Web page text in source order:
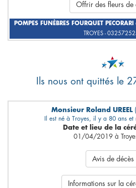
Offrir des fleurs de
POMPES FUNÈBRES FOURQUET PECORARI
TROYES -
Ils nous ont quittés le
Monsieur Roland UREEL
Il est né à Troyes, il y a 80 ans et
Date et lieu de la
01/04/2019 à
Avis de décès
Informations sur la